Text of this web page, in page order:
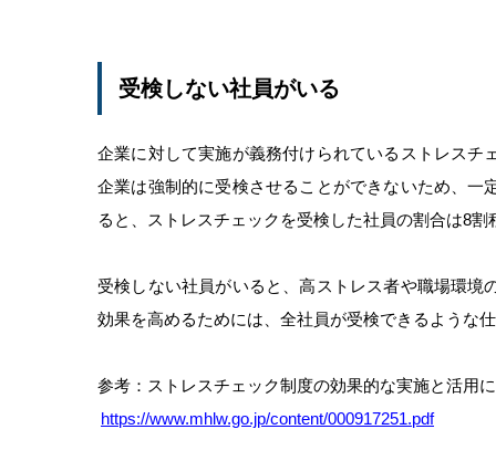
受検しない社員がいる
企業に対して実施が義務付けられているストレス
企業は強制的に受検させることができないため、
ると、ストレスチェックを受検した社員の割合は8割
受検しない社員がいると、高ストレス者や職場環
効果を高めるためには、全社員が受検できるような
参考：ストレスチェック制度の効果的な実施と活用
https://www.mhlw.go.jp/content/000917251.pdf